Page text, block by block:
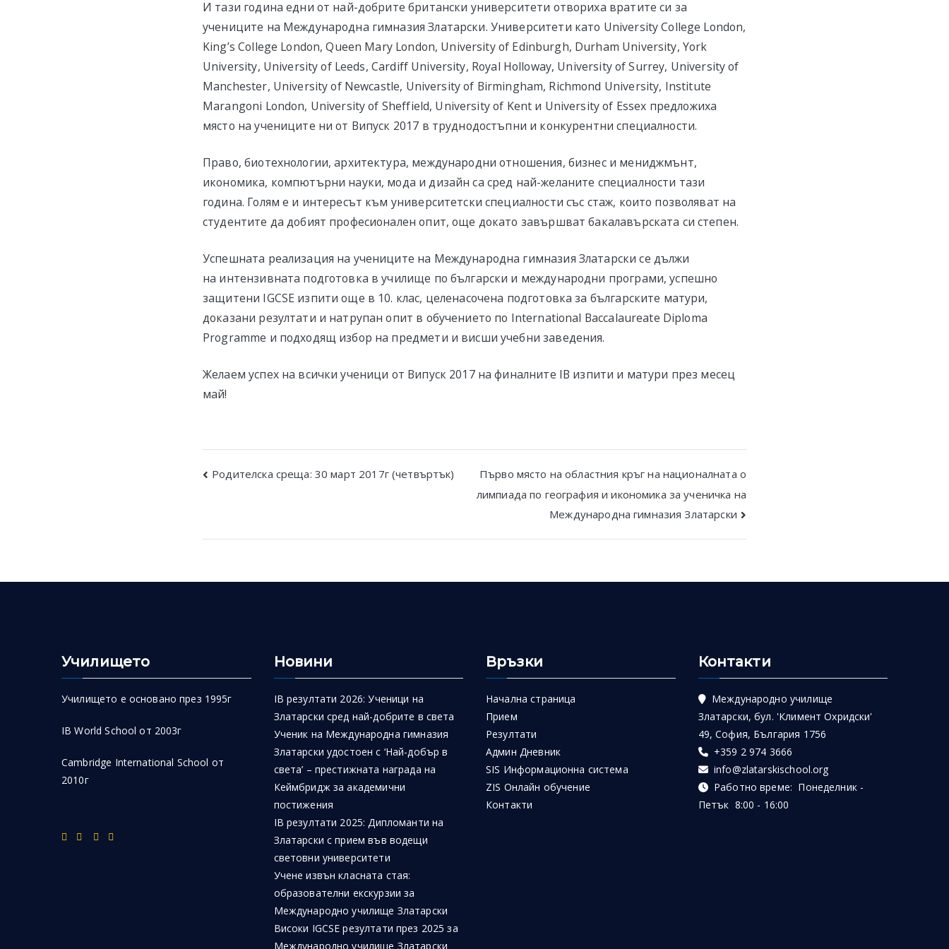
И тази година едни от най-добрите британски университети отвориха вратите си за
учениците на Международна гимназия Златарски. Университети като University College London,
King’s College London, Queen Mary London, University of Edinburgh, Durham University, York
University, University of Leeds, Cardiff University, Royal Holloway, University of Surrey, University of
Manchester, University of Newcastle, University of Birmingham, Richmond University, Institute
Marangoni London, University of Sheffield, University of Kent и University of Essex предложиха
място на учениците ни от Випуск 2017 в труднодостъпни и конкурентни специалности.
Право, биотехнологии, архитектура, международни отношения, бизнес и мениджмънт,
икономика, компютърни науки, мода и дизайн са сред най-желаните специалности тази
година. Голям е и интересът към университетски специалности със стаж, които позволяват на
студентите да добият професионален опит, още докато завършват бакалавърската си степен.
Успешната реализация на учениците на Международна гимназия Златарски се дължи
на интензивната подготовка в училище по български и международни програми, успешно
защитени IGCSE изпити още в 10. клас, целенасочена подготовка за българските матури,
доказани резултати и натрупан опит в обучението по International Baccalaureate Diploma
Programme и подходящ избор на предмети и висши учебни заведения.
Желаем успех на всички ученици от Випуск 2017 на финалните IB изпити и матури през месец
май!
Post
Родителска среща: 30 март 2017г (четвъртък)
Първо място на областния кръг на националната о
лимпиада по география и икономика за ученичка на
Международна гимназия Златарски
Училището
Училището е основано през 1995г
IB World School от 2003г
Cambridge International School от
2010г
Новини
IB резултати 2026: Ученици на
Златарски сред най-добрите в света
Ученик на Международна гимназия
Златарски удостоен с ‘Най-добър в
света’ – престижната награда на
Кеймбридж за академични
постижения
IB резултати 2025: Дипломанти на
Златарски с прием във водещи
световни университети
Учене извън класната стая:
образователни екскурзии за
Международно училище Златарски
Високи IGCSE резултати през 2025 за
Международно училище Златарски
Връзки
Начална страница
Прием
Резултати
Админ Дневник
SIS Информационна система
ZIS Онлайн обучение
Контакти
Контакти
Международно училище
Златарски, бул. 'Климент Охридски'
49, София, България 1756
+359 2 974 3666
info@zlatarskischool.org
Работно време: Понеделник -
Петък 8:00 - 16:00